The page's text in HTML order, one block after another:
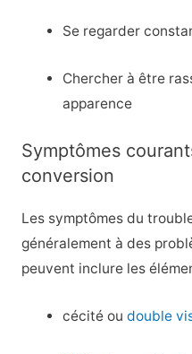
Se regarder
Chercher à être
apparence
Symptômes
conversion
Les symptômes du
généralement à des
peuvent inclure les
cécité oudouble